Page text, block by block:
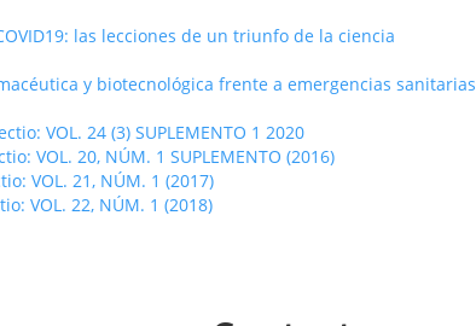
las lecciones de un triunfo de la ciencia
y biotecnológica frente a emergencias sanitarias
VOL. 24 (3) SUPLEMENTO 1 2020
VOL. 20, NÚM. 1 SUPLEMENTO (2016)
VOL. 21, NÚM. 1 (2017)
VOL. 22, NÚM. 1 (2018)